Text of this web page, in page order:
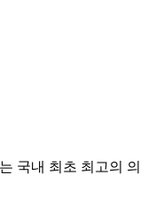
국내 최초 최고의 의